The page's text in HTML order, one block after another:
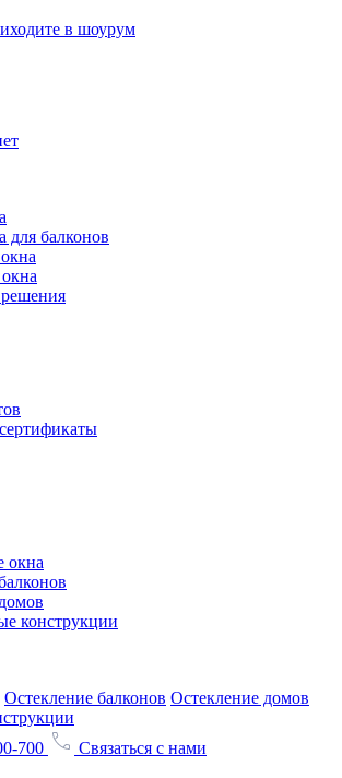
в шоурум
для балконов
окна
конструкции
Остекление балконов Остекление домов
700
Связаться с нами